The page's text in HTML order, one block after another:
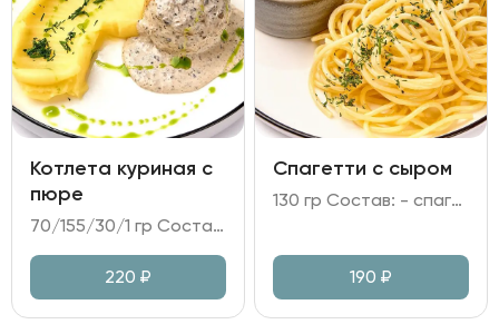
Котлета куриная с
пюре
70/155/30/1 гр Состав: - котлеты из куриного филе; - пюре картофельное; - соус грибной на сливках; - зелень.
220 ₽
Спагетти с сыром
130 гр Состав: - спагетти; - сыр Памрмезан, масло сливочное.
190 ₽